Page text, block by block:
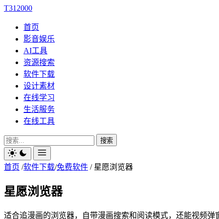
T312000
首页
影音娱乐
AI工具
资源搜索
软件下载
设计素材
在线学习
生活服务
在线工具
搜索
首页 /软件下载/免费软件 / 星愿浏览器
星愿浏览器
适合追漫画的浏览器，自带漫画搜索和阅读模式，还能视频弹